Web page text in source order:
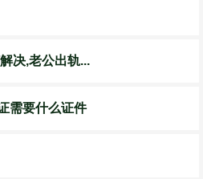
决,老公出轨...
需要什么证件